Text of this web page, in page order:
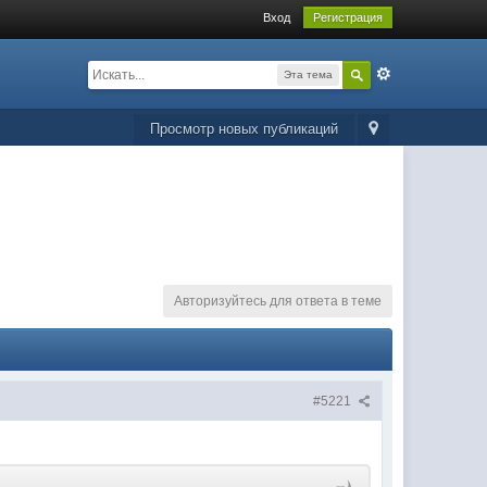
Вход Регистрация
Эта тема
Просмотр новых публикаций
Авторизуйтесь для ответа в теме
#5221